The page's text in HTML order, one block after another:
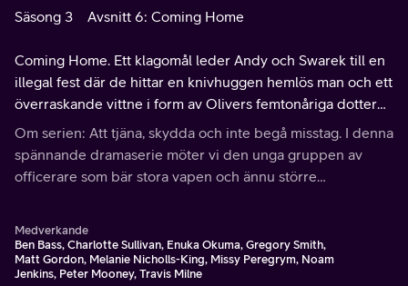
Säsong 3 Avsnitt 6: Coming Home
Coming Home. Ett klagomål leder Andy och Swarek till en
illegal fest där de hittar en knivhuggen hemlös man och ett
överraskande vittne i form av Olivers femtonåriga dotter
Izzy, vilket blir för mycket för honom.
Om serien: Att tjäna, skydda och inte begå misstag. I denna
spännande dramaserie möter vi den unga gruppen av
officerare som bär stora vapen och ännu större
Medverkande
Ben Bass, Charlotte Sullivan, Enuka Okuma, Gregory Smith,
Matt Gordon, Melanie Nicholls-King, Missy Peregrym, Noam
Jenkins, Peter Mooney, Travis Milne